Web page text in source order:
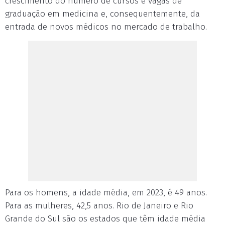
graduação em medicina e, consequentemente, da
entrada de novos médicos no mercado de trabalho.
Para os homens, a idade média, em 2023, é 49 anos.
Para as mulheres, 42,5 anos. Rio de Janeiro e Rio
Grande do Sul são os estados que têm idade média